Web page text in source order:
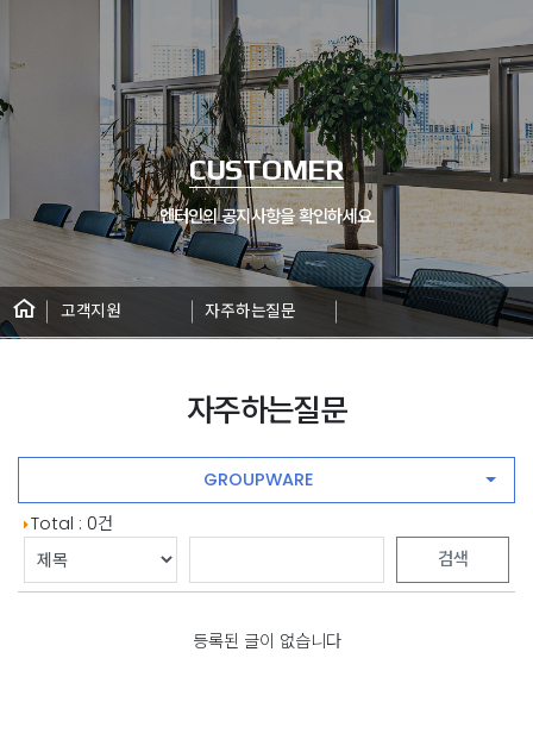
CUSTOMER
엔터인의 공지사항을 확인하세요.
고객지원 자주하는질문
자주하는질문
GROUPWARE
자주 하는 질문 게시판 목록
Total : 0건
검색
등록된 글이 없습니다